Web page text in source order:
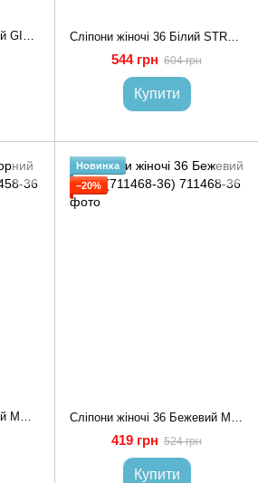
Сліпони жіночі 36 Чорний GIPANIS (710614-36) Сліпони жіночі 36 Білий STREAM (711084-36)
544 грн 604 грн
Купити
Новинка
−20%
419 грн 524 грн
Купити